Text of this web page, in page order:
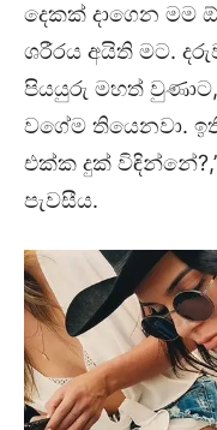
දෙකක් දාගෙන මම
ශරීරය අයිති මට.
පියයුරු මහත් වුණාට,
වගේම තියෙනවා.
එක්ක දුක්
පැවසීය.